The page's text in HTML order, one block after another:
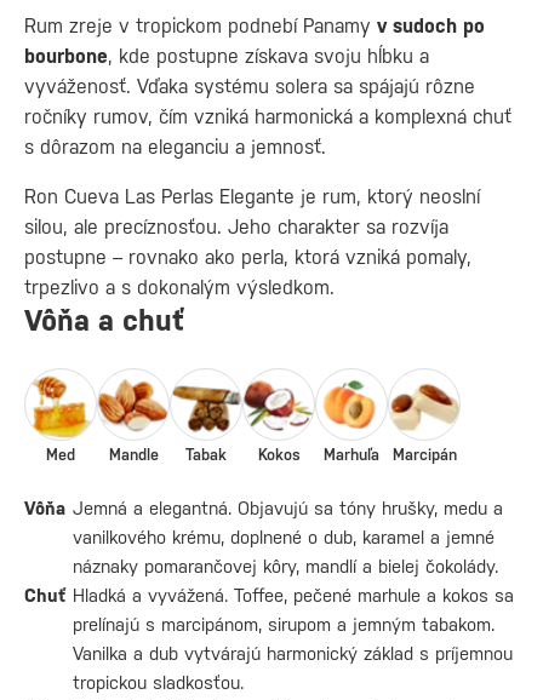
Rum zreje v tropickom podnebí Panamy v sudoch po
bourbone, kde postupne získava svoju hĺbku a
vyváženosť. Vďaka systému solera sa spájajú rôzne
ročníky rumov, čím vzniká harmonická a komplexná chuť
s dôrazom na eleganciu a jemnosť.
Ron Cueva Las Perlas Elegante je rum, ktorý neoslní
silou, ale precíznosťou. Jeho charakter sa rozvíja
postupne – rovnako ako perla, ktorá vzniká pomaly,
trpezlivo a s dokonalým výsledkom.
Vôňa a chuť
Vôňa Jemná a elegantná. Objavujú sa tóny hrušky, medu a
vanilkového krému, doplnené o dub, karamel a jemné
náznaky pomarančovej kôry, mandlí a bielej čokolády.
Chuť Hladká a vyvážená. Toffee, pečené marhule a kokos sa
prelínajú s marcipánom, sirupom a jemným tabakom.
Vanilka a dub vytvárajú harmonický základ s príjemnou
tropickou sladkosťou.
Med Mandle Tabak Kokos Marhuľa Marcipán